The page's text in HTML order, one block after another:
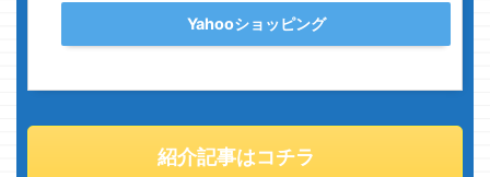
Yahooショッピング
紹介記事はコチラ